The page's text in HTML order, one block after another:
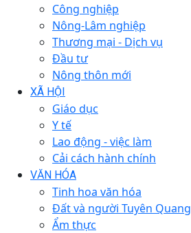
Công nghiệp
Nông-Lâm nghiệp
Thương mại - Dịch vụ
Đầu tư
Nông thôn mới
XÃ HỘI
Giáo dục
Y tế
Lao động - việc làm
Cải cách hành chính
VĂN HÓA
Tinh hoa văn hóa
Đất và người Tuyên Quang
Ẩm thực